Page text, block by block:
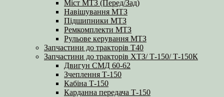
Міст МТЗ (Перед/Зад)
Навішування МТЗ
Підшипники МТЗ
Ремкомплекти МТЗ
Рульове керування МТЗ
Запчастини до тракторів Т40
Запчастини до тракторів ХТЗ/ Т-150/ Т-150К
Двигун СМД 60-62
Зчеплення Т-150
Кабіна Т-150
Карданна передача Т-150